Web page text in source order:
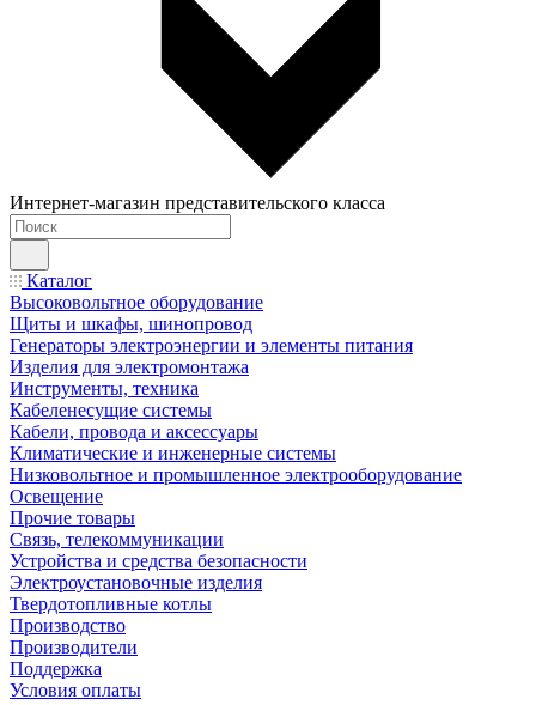
Интернет-магазин представительского класса
Каталог
Высоковольтное оборудование
Щиты и шкафы, шинопровод
Генераторы электроэнергии и элементы питания
Изделия для электромонтажа
Инструменты, техника
Кабеленесущие системы
Кабели, провода и аксессуары
Климатические и инженерные системы
Низковольтное и промышленное электрооборудование
Освещение
Прочие товары
Связь, телекоммуникации
Устройства и средства безопасности
Электроустановочные изделия
Твердотопливные котлы
Производство
Производители
Поддержка
Условия оплаты